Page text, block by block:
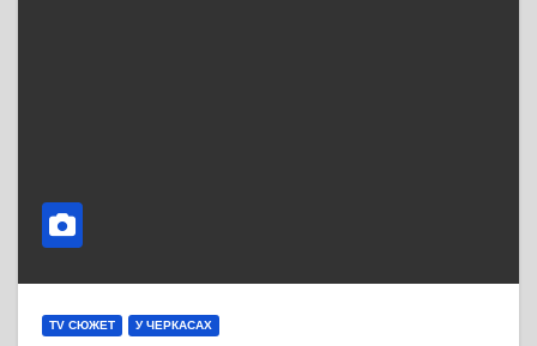
TV СЮЖЕТ У ЧЕРКАСАХ